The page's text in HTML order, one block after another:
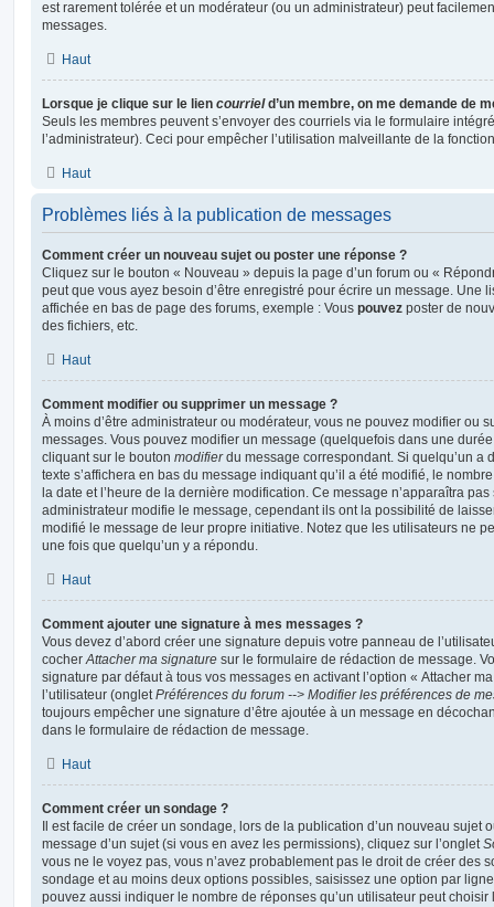
est rarement tolérée et un modérateur (ou un administrateur) peut
messages.
Haut
Lorsque je clique sur le lien courrield’un membre, on me demande de
Seuls les membres peuvent s’envoyer des courriels via le formulaire
l’administrateur). Ceci pour empêcher l’utilisation malveillante de la
Haut
Problèmes liés à la publication de messages
Comment créer un nouveau sujet ou poster une réponse ?
Cliquez sur le bouton « Nouveau » depuis la page d’un forum ou «
peut que vous ayez besoin d’être enregistré pour écrire un message. Une
affichée en bas de page des forums, exemple : Vous pouvez poster de
des fichiers, etc.
Haut
Comment modifier ou supprimer un message ?
À moins d’être administrateur ou modérateur, vous ne pouvez modifier ou
messages. Vous pouvez modifier un message (quelquefois dans une
cliquant sur le bouton modifierdu message correspondant. Si quelqu’un a
texte s’affichera en bas du message indiquant qu’il a été modifié, le
la date et l’heure de la dernière modification. Ce message n’apparaîtra
administrateur modifie le message, cependant ils ont la possibilité de
modifié le message de leur propre initiative. Notez que les utilisateurs ne
une fois que quelqu’un y a répondu.
Haut
Comment ajouter une signature à mes messages ?
Vous devez d’abord créer une signature depuis votre panneau de
cocher Attacher ma signature sur le formulaire de rédaction de message.
signature par défaut à tous vos messages en activant l’option « Attacher
l’utilisateur (onglet Préférences du forum --> Modifier les préférences de
toujours empêcher une signature d’être ajoutée à un message en
dans le formulaire de rédaction de message.
Haut
Comment créer un sondage ?
Il est facile de créer un sondage, lors de la publication d’un nouveau sujet
message d’un sujet (si vous en avez les permissions), cliquez sur l’onglet
vous ne le voyez pas, vous n’avez probablement pas le droit de créer des
sondage et au moins deux options possibles, saisissez une option par
pouvez aussi indiquer le nombre de réponses qu’un utilisateur peut